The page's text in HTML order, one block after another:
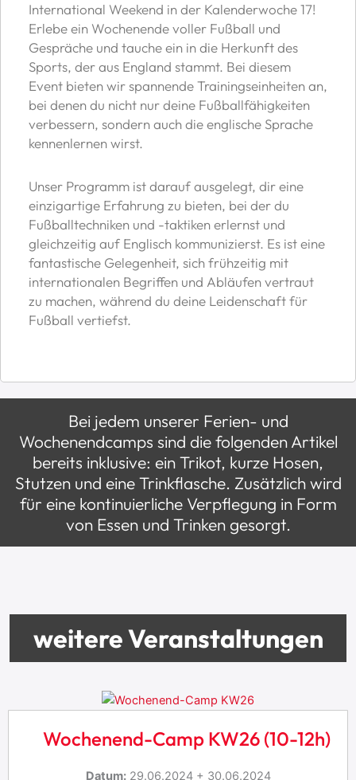
International Weekend in der Kalenderwoche 17!
Erlebe ein Wochenende voller Fußball und
Gespräche und tauche ein in die Herkunft des
Sports, der aus England stammt. Bei diesem
Event bieten wir spannende Trainingseinheiten an,
bei denen du nicht nur deine Fußballfähigkeiten
verbessern, sondern auch die englische Sprache
kennenlernen wirst.
Unser Programm ist darauf ausgelegt, dir eine
einzigartige Erfahrung zu bieten, bei der du
Fußballtechniken und -taktiken erlernst und
gleichzeitig auf Englisch kommunizierst. Es ist eine
fantastische Gelegenheit, sich frühzeitig mit
internationalen Begriffen und Abläufen vertraut
zu machen, während du deine Leidenschaft für
Fußball vertiefst.
Bei jedem unserer Ferien- und
Wochenendcamps sind die folgenden Artikel
bereits inklusive: ein Trikot, kurze Hosen,
Stutzen und eine Trinkflasche. Zusätzlich wird
für eine kontinuierliche Verpflegung in Form
von Essen und Trinken gesorgt.
weitere Veranstaltungen
Wochenend-Camp KW26 (10-12h)
Datum:29.06.2024 + 30.06.2024